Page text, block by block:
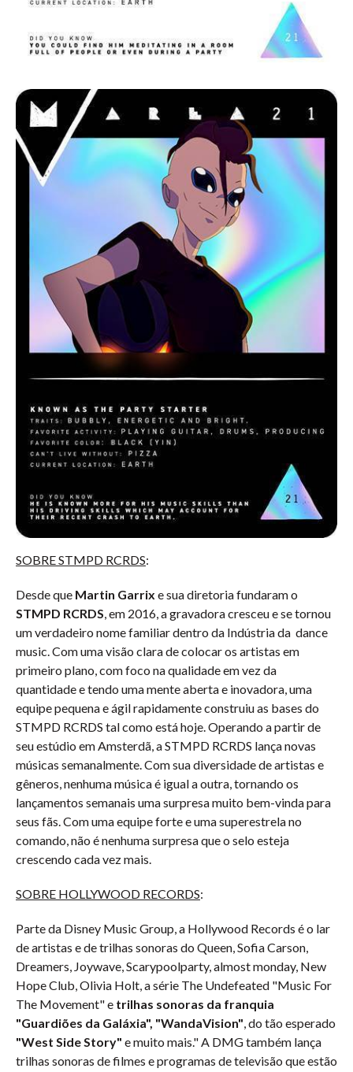
SOBRE STMPD RCRDS:
Desde que Martin Garrix e sua diretoria fundaram o
STMPD RCRDS , em 2016, a gravadora cresceu e se tornou
um verdadeiro nome familiar dentro da Indústria da dance
music. Com uma visão clara de colocar os artistas em
primeiro plano, com foco na qualidade em vez da
quantidade e tendo uma mente aberta e inovadora, uma
equipe pequena e ágil rapidamente construiu as bases do
STMPD RCRDS tal como está hoje. Operando a partir de
seu estúdio em Amsterdã, a STMPD RCRDS lança novas
músicas semanalmente. Com sua diversidade de artistas e
gêneros, nenhuma música é igual a outra, tornando os
lançamentos semanais uma surpresa muito bem-vinda para
seus fãs. Com uma equipe forte e uma superestrela no
comando, não é nenhuma surpresa que o selo esteja
crescendo cada vez mais.
SOBRE HOLLYWOOD RECORDS:
Parte da Disney Music Group, a Hollywood Records é o lar
de artistas e de trilhas sonoras do Queen, Sofia Carson,
Dreamers, Joywave, Scarypoolparty, almost monday, New
Hope Club, Olivia Holt, a série The Undefeated "Music For
The Movement" e trilhas sonoras da franquia
"Guardiões da Galáxia", "WandaVision" , do tão esperado
"West Side Story" e muito mais." A DMG também lança
trilhas sonoras de filmes e programas de televisão que estão